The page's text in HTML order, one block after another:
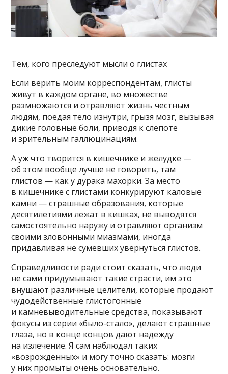
Тем, кого преследуют мысли о глистах
Если верить моим корреспондентам, глисты
живут в каждом органе, во множестве
размножаются и отравляют жизнь честным
людям, поедая тело изнутри, грызя мозг, вызывая
дикие головные боли, приводя к слепоте
и зрительным галлюцинациям.
А уж что творится в кишечнике и желудке —
об этом вообще лучше не говорить, там
глистов — как у дурака махорки. За место
в кишечнике с глистами конкурируют каловые
камни — страшные образования, которые
десятилетиями лежат в кишках, не выводятся
самостоятельно наружу и отравляют организм
своими зловонными миазмами, иногда
придавливая не сумевших увернуться глистов.
Справедливости ради стоит сказать, что люди
не сами придумывают такие страсти, им это
внушают различные целители, которые продают
чудодейственные глистогонные
и камневыводительные средства, показывают
фокусы из серии «было-стало», делают страшные
глаза, но в конце концов дают надежду
на излечение. Я сам наблюдал таких
«возрожденных» и могу точно сказать: мозги
у них промыты очень основательно.